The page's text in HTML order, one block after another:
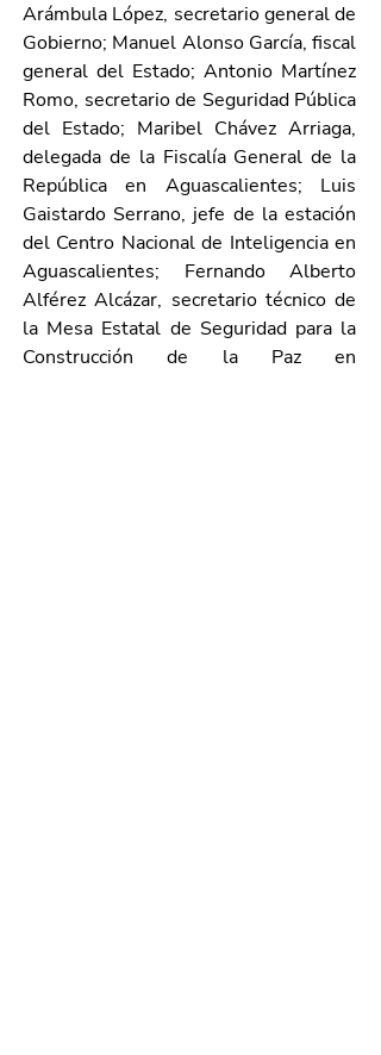
Arámbula López, secretario general de
Gobierno; Manuel Alonso García, fiscal
general del Estado; Antonio Martínez
Romo, secretario de Seguridad Pública
del Estado; Maribel Chávez Arriaga,
delegada de la Fiscalía General de la
República en Aguascalientes; Luis
Gaistardo Serrano, jefe de la estación
del Centro Nacional de Inteligencia en
Aguascalientes; Fernando Alberto
Alférez Alcázar, secretario técnico de
la Mesa Estatal de Seguridad para la
Construcción de la Paz en